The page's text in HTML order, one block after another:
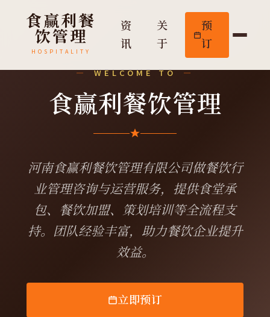
食赢利餐
饮管理
HOSPITALITY
资
讯
关
于
预
订
WELCOME TO
食赢利餐饮管理
河南食赢利餐饮管理有限公司做餐饮行
业管理咨询与运营服务，提供食堂承
包、餐饮加盟、策划培训等全流程支
持。团队经验丰富，助力餐饮企业提升
效益。
立即预订